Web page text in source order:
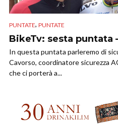
PUNTATE, PUNTATE
BikeTv: sesta puntata
In questa puntata parleremo di
Cavorso, coordinatore sicurezza
che ci porterà a...